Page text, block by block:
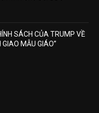
SÁCH CỦA TRUMP VỀ
GIAO MẪU GIÁO”